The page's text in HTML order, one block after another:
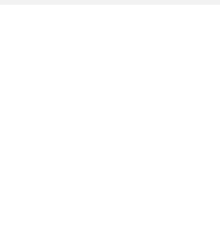
Nähe von Hévíz ist die
427 Meter hohen Klippe, steht das Schloss